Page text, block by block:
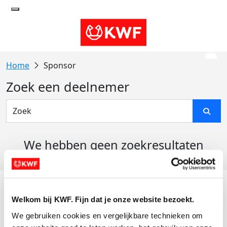
Welkom bij KWF. Fijn dat je onze website bezoekt.
We gebruiken cookies en vergelijkbare technieken om
Sponsor
Zoek een deelnemer
We hebben geen zoekresultaten
Actiematerialen
Evenementen